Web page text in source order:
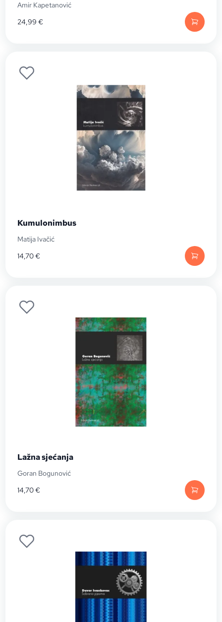
Amir Kapetanović
24,99€
Kumulonimbus
Matija Ivačić
14,70€
Lažna sjećanja
Goran Bogunović
14,70€